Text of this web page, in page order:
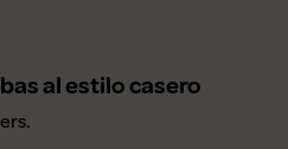
al estilo casero